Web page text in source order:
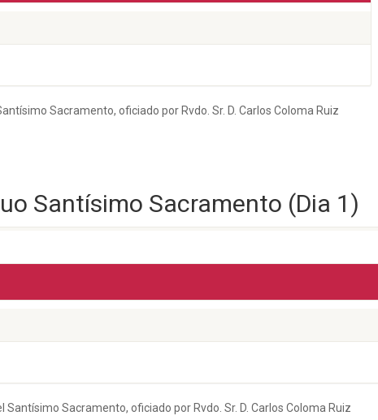
Sacramento, oficiado por Rvdo. Sr. D. Carlos Coloma Ruiz
Santísimo Sacramento (Dia 1)
Sacramento, oficiado por Rvdo. Sr. D. Carlos Coloma Ruiz